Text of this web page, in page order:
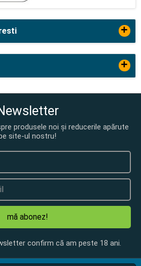
+
+
produsele noi și reducerile apărute
site-ul nostru!
mă abonez!
confirm că am peste 18 ani.